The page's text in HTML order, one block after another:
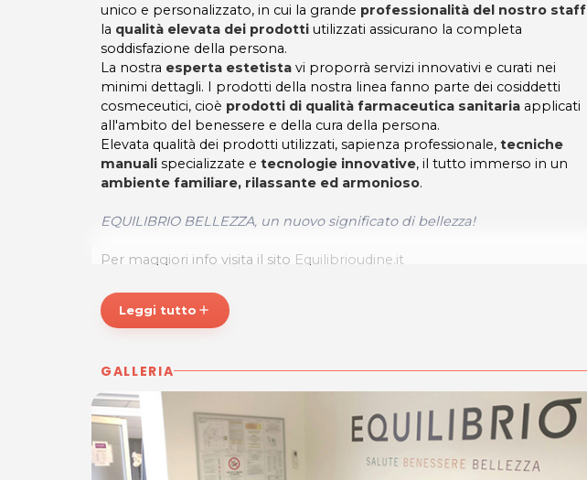
unico e personalizzato, in cui la grande professionalità del nostro staff
la qualità elevata dei prodotti utilizzati assicurano la completa
soddisfazione della persona.
La nostra esperta estetista vi proporrà servizi innovativi e curati nei
minimi dettagli. I prodotti della nostra linea fanno parte dei cosiddetti
cosmeceutici, cioè prodotti di qualità farmaceutica sanitaria applicati
all'ambito del benessere e della cura della persona.
Elevata qualità dei prodotti utilizzati, sapienza professionale, tecniche
manuali specializzate e tecnologie innovative, il tutto immerso in un
ambiente familiare, rilassante ed armonioso.
EQUILIBRIO BELLEZZA, un nuovo significato di bellezza!
Per maggiori info visita il sito Equilibrioudine.it
*Prezzi di listino verificati in data 26/02/2018
Mar 09.00-17.00
Mer 12.00-20.00
Giov 09.00-17.00
Ven 11.00-19.00
EQUILIBRIO BELLEZZA
Leggi tutto add
GALLERIA